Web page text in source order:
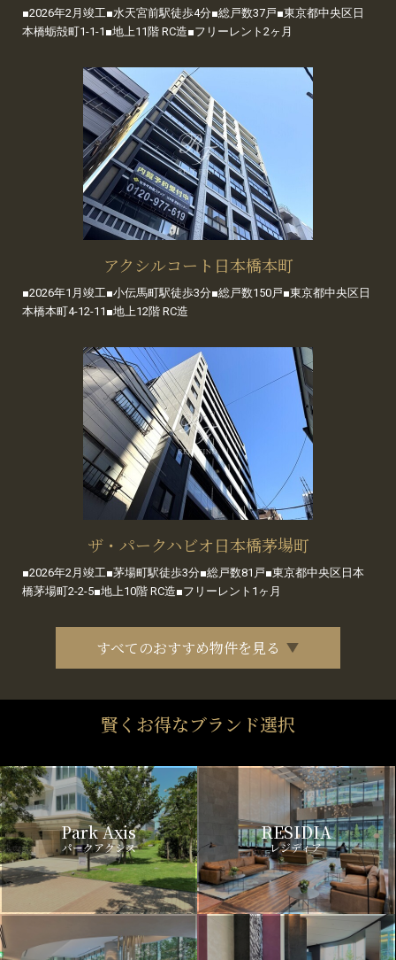
■2026年2月竣工■水天宮前駅徒歩4分■総戸数37戸■東京都中央区日
本橋蛎殻町1-1-1■地上11階 RC造■フリーレント2ヶ月
アクシルコート日本橋本町
■2026年1月竣工■小伝馬町駅徒歩3分■総戸数150戸■東京都中央区日
本橋本町4-12-11■地上12階 RC造
ザ・パークハビオ日本橋茅場町
■2026年2月竣工■茅場町駅徒歩3分■総戸数81戸■東京都中央区日本
橋茅場町2-2-5■地上10階 RC造■フリーレント1ヶ月
すべてのおすすめ物件を見る
賢くお得なブランド選択
Park Axis
パークアクシス
RESIDIA
レジディア